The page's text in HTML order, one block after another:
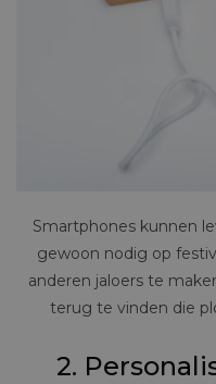
Smartphones kunnen
gewoon nodig op
anderen jaloers te
terug te vinden die
2.